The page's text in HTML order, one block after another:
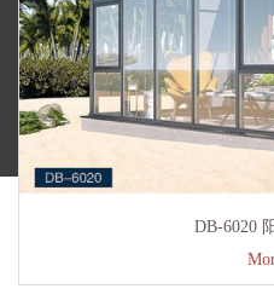
DB-6020
一生只为一扇好门
©金弗铝合金门窗- 中国铝合金门